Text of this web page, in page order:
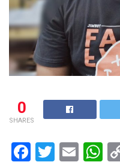
0
SHARES
F
T
E
W